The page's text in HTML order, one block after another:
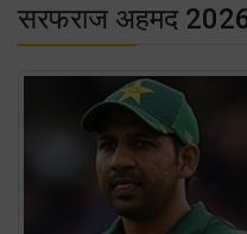
सरफराज अहमद